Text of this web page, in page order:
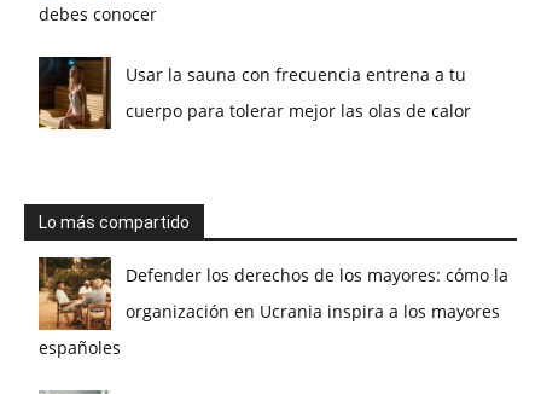
debes conocer
Usar la sauna con frecuencia entrena a tu
cuerpo para tolerar mejor las olas de calor
Lo más compartido
Defender los derechos de los mayores: cómo la
organización en Ucrania inspira a los mayores
españoles